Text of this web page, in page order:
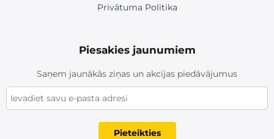
Privātuma Politika
Piesakies jaunumiem
Saņem jaunākās ziņas un akcijas piedāvājumus
Pieteikties